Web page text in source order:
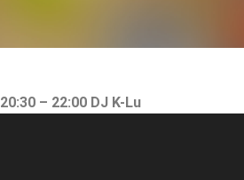
20:30 – 22:00 DJ K-Lu